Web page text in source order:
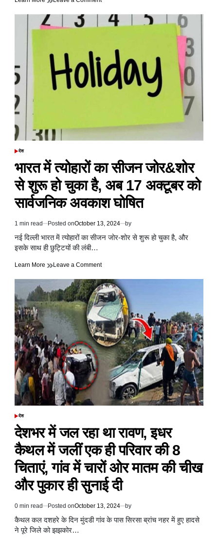
बदलाव
इलाकों
में
ठंड
ने
की
चेतावनी
POSTED
देश
भारत में त्योहारों का सीजन जोर&शोर
से शुरू हो चुका है, अब 17 अक्टूबर को
सार्वजनिक अवकाश घोषित
Estimated
read
time
1 min read Posted onOctober 13, 2024 by
नई दिल्ली भारत में त्योहारों का सीजन जोर-शोर से शुरू हो चुका है, और
इसके साथ ही छुट्टियों की लंबी…
Learn More Leave a Commenton
में
त्योहारों
का
सीजन
जोर&शोर
से
शुरू
हो
चुका
है,
अब
अक्टूबर
सार्वजनिक
POSTED
IN
देश
देशभर में जल रहा था रावण, इधर
कैथल में जलीं एक ही परिवार की 8
चिताएं, गांव में चारों ओर मातम की चीख
और पुकार ही सुनाई दी
Estimated
read
time
0 min read Posted onOctober 13, 2024 by
कैथल कल दशहरे के दिन मुंदडी गांव के पास सिरसा ब्रांच नहर में हुए हादसे
ने पूरे जिले को झझकोर…